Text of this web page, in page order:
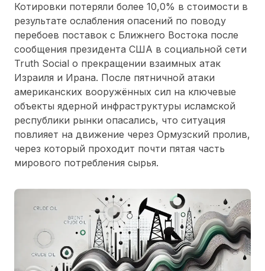
Котировки потеряли более 10,0% в стоимости в
результате ослабления опасений по поводу
перебоев поставок с Ближнего Востока после
сообщения президента США в социальной сети
Truth Social о прекращении взаимных атак
Израиля и Ирана. После пятничной атаки
американских вооружённых сил на ключевые
объекты ядерной инфраструктуры исламской
республики рынки опасались, что ситуация
повлияет на движение через Ормузский пролив,
через который проходит почти пятая часть
мирового потребления сырья.